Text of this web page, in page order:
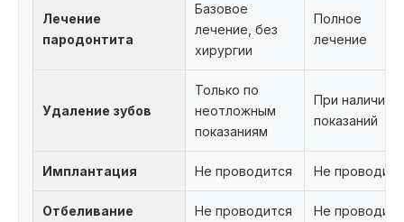
Лечение
пародонтита
Базовое
лечение, без
хирургии
Полное
лечение
Удаление зубов
Только по
неотложным
показаниям
При наличии
показаний
Имплантация Не проводится Не
Отбеливание Не проводится Не